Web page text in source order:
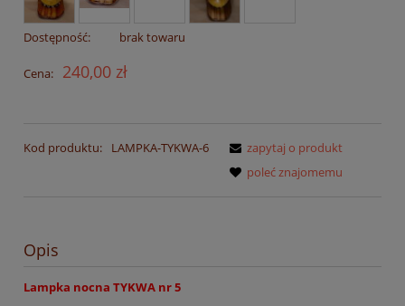
Dostępność: brak towaru
Cena: 240,00 zł
Kod produktu: LAMPKA-TYKWA-6
zapytaj o produkt
poleć znajomemu
Opis
Lampka nocna TYKWA nr 5